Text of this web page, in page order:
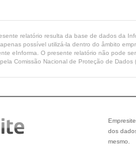
relatório resulta da base de dados da
possível utilizá-la dentro do âmbito
eInforma. O presente relatório não pode
Comissão Nacional de Proteção de Dados
dos
mesmo.